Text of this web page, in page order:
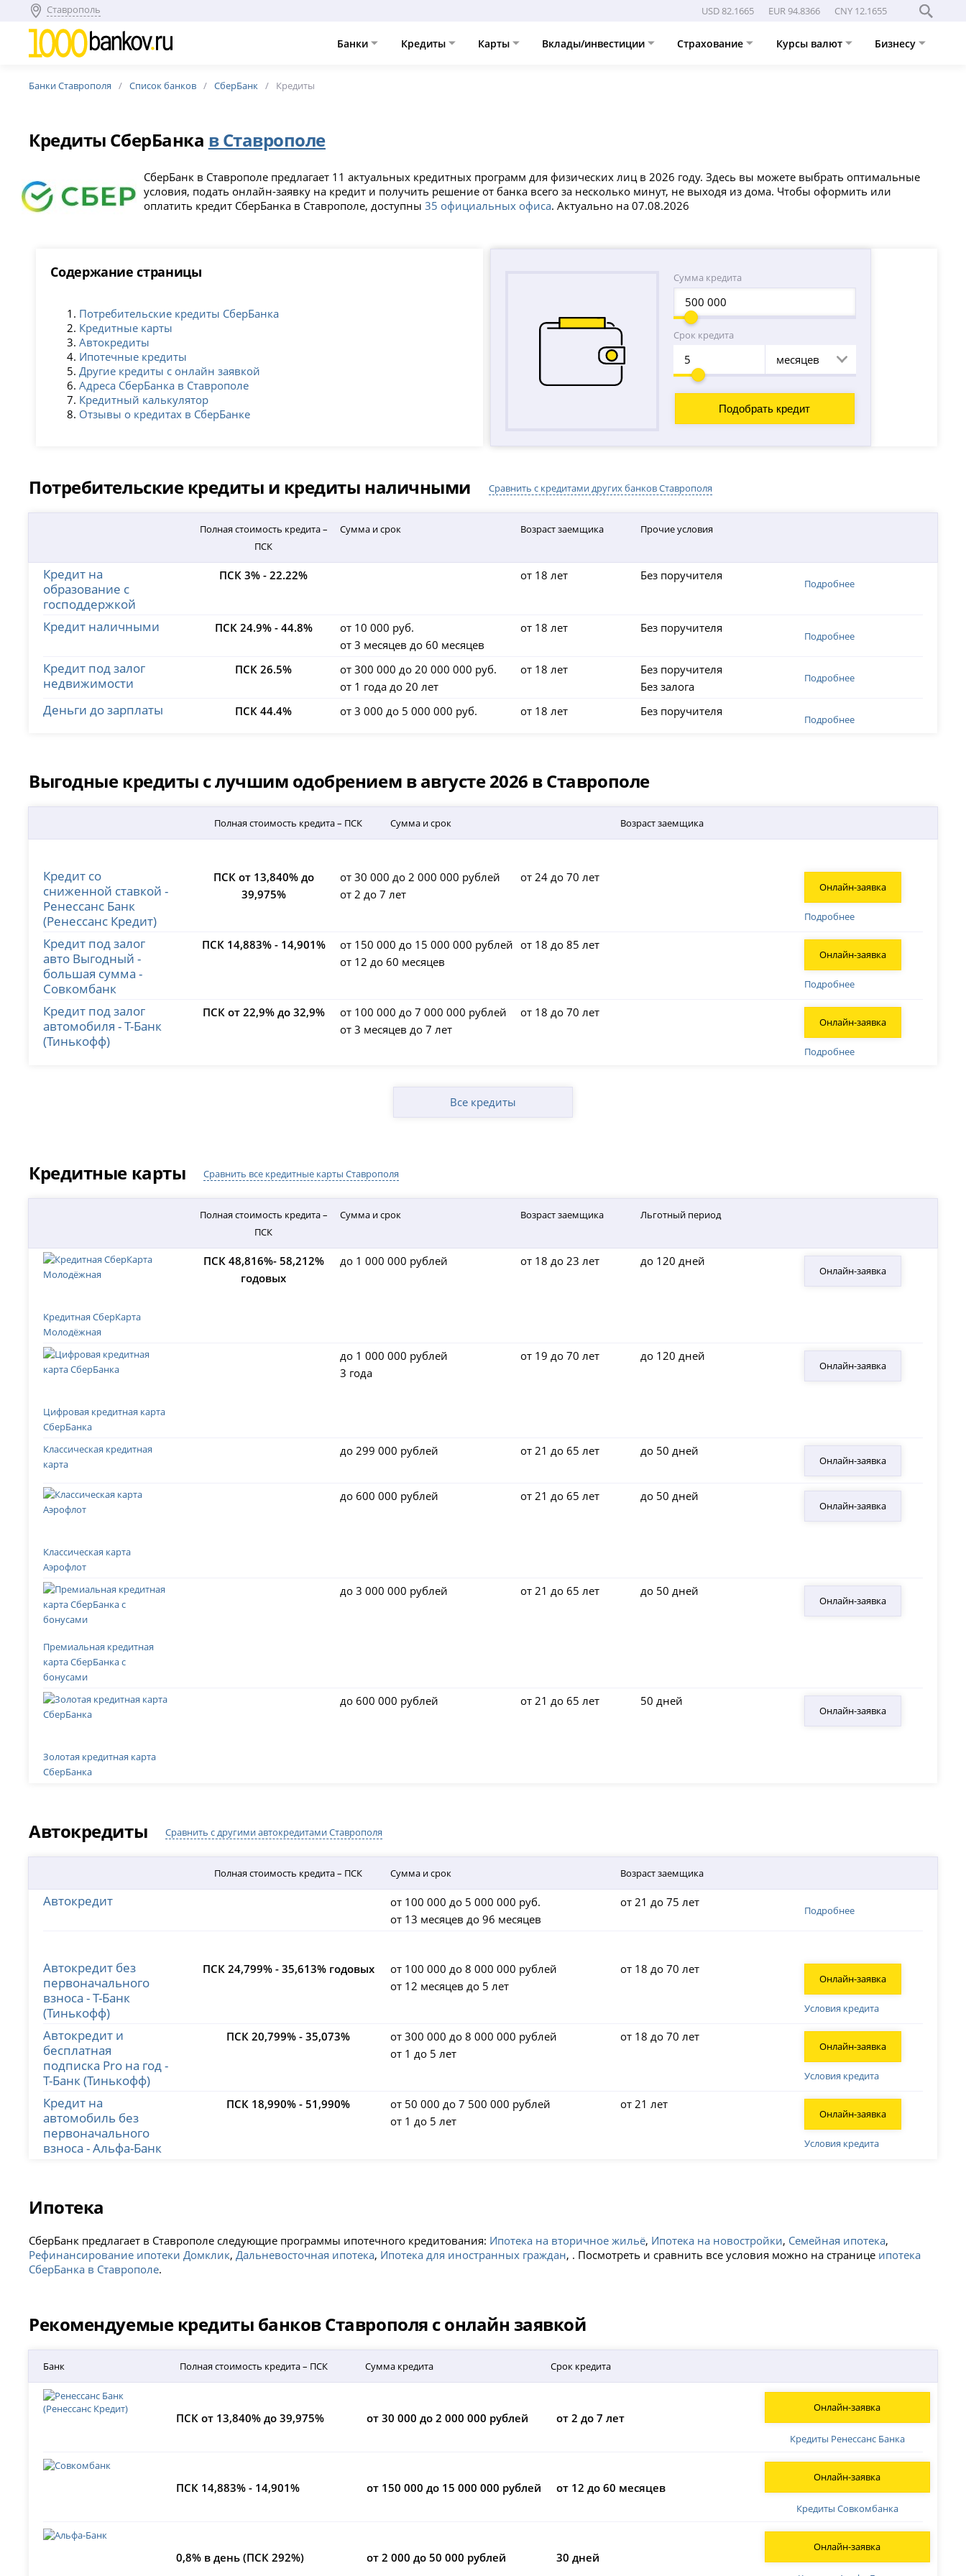
Ставрополь USD 82.1665 EUR 94.8366 CNY 12.1655
Банки Кредиты Карты Вклады/инвестиции Страхование Курсы валют Бизнесу
Банки Ставрополя Список банков СберБанк Кредиты
Кредиты СберБанка в Ставрополе
СберБанк в Ставрополе предлагает 11 актуальных кредитных программ для физических лиц в 2026 году. Здесь вы можете выбрать оптимальные
условия, подать онлайн-заявку на кредит и получить решение от банка всего за несколько минут, не выходя из дома. Чтобы оформить или
оплатить кредит СберБанка в Ставрополе, доступны35 официальных офиса. Актуально на 07.08.2026
Содержание страницы
Потребительские кредиты СберБанка
Кредитные карты
Автокредиты
Ипотечные кредиты
Другие кредиты с онлайн заявкой
Адреса СберБанка в Ставрополе
Кредитный калькулятор
Отзывы о кредитах в СберБанке
Сумма кредита
Срок кредита
месяцев
Потребительские кредиты и кредиты наличными Сравнить с кредитами других банков Ставрополя
Полная стоимость кредита –
ПСК
Сумма и срок Возраст заемщика Прочие условия
Кредит на
образование с
господдержкой
ПСК 3% - 22.22% от 18 лет Без поручителя
Подробнее
Кредит наличными ПСК 24.9% - 44.8%
от 10 000 руб.
от 3 месяцев до 60 месяцев
от 18 лет Без поручителя
Подробнее
Кредит под залог
недвижимости
ПСК 26.5%
от 300 000 до 20 000 000 руб.
от 1 года до 20 лет
от 18 лет
Без поручителя
Без залога
Подробнее
Деньги до зарплаты ПСК 44.4% от 3 000 до 5 000 000 руб. от 18 лет Без поручителя
Подробнее
Выгодные кредиты с лучшим одобрением в августе 2026 в Ставрополе
Полная стоимость кредита – ПСК Сумма и срок Возраст заемщика
Кредит со
сниженной ставкой -
Ренессанс Банк
(Ренессанс Кредит)
ПСК от 13,840% до
39,975%
от 30 000 до 2 000 000 рублей
от 2 до 7 лет
от 24 до 70 лет
Подробнее
Онлайн-заявка
Кредит под залог
авто Выгодный -
большая сумма -
Совкомбанк
ПСК 14,883% - 14,901%
от 150 000 до 15 000 000 рублей
от 12 до 60 месяцев
от 18 до 85 лет
Подробнее
Онлайн-заявка
Кредит под залог
автомобиля - Т-Банк
(Тинькофф)
ПСК от 22,9% до 32,9%
от 100 000 до 7 000 000 рублей
от 3 месяцев до 7 лет
от 18 до 70 лет
Подробнее
Онлайн-заявка
Все кредиты
Кредитные карты Сравнить все кредитные карты Ставрополя
Полная стоимость кредита –
ПСК
Сумма и срок Возраст заемщика Льготный период
Кредитная СберКарта
Молодёжная
ПСК 48,816%- 58,212%
годовых
до 1 000 000 рублей от 18 до 23 лет до 120 дней
Онлайн-заявка
Цифровая кредитная карта
СберБанка
до 1 000 000 рублей
3 года
от 19 до 70 лет до 120 дней
Онлайн-заявка
Классическая кредитная
карта
до 299 000 рублей от 21 до 65 лет до 50 дней
Онлайн-заявка
Классическая карта
Аэрофлот
до 600 000 рублей от 21 до 65 лет до 50 дней
Онлайн-заявка
Премиальная кредитная
карта СберБанка с
бонусами
до 3 000 000 рублей от 21 до 65 лет до 50 дней
Онлайн-заявка
Золотая кредитная карта
СберБанка
до 600 000 рублей от 21 до 65 лет 50 дней
Онлайн-заявка
Автокредиты Сравнить с другими автокредитами Ставрополя
Полная стоимость кредита – ПСК Сумма и срок Возраст заемщика
Автокредит
от 100 000 до 5 000 000 руб.
от 13 месяцев до 96 месяцев
от 21 до 75 лет
Подробнее
Автокредит без
первоначального
взноса - Т-Банк
(Тинькофф)
ПСК 24,799% - 35,613% годовых
от 100 000 до 8 000 000 рублей
от 12 месяцев до 5 лет
от 18 до 70 лет
Условия кредита
Онлайн-заявка
Автокредит и
бесплатная
подписка Pro на год -
Т-Банк (Тинькофф)
ПСК 20,799% - 35,073%
от 300 000 до 8 000 000 рублей
от 1 до 5 лет
от 18 до 70 лет
Условия кредита
Онлайн-заявка
Кредит на
автомобиль без
первоначального
взноса - Альфа-Банк
ПСК 18,990% - 51,990%
от 50 000 до 7 500 000 рублей
от 1 до 5 лет
от 21 лет
Условия кредита
Онлайн-заявка
Ипотека
СберБанк предлагает в Ставрополе следующие программы ипотечного кредитования: Ипотека на вторичное жильё, Ипотека на новостройки, Семейная ипотека,
Рефинансирование ипотеки Домклик,Дальневосточная ипотека, Ипотека для иностранных граждан, . Посмотреть и сравнить все условия можно на странице ипотека
СберБанка в Ставрополе.
Рекомендуемые кредиты банков Ставрополя с онлайн заявкой
Банк Полная стоимость кредита – ПСК Сумма кредита Срок кредита
ПСК от 13,840% до 39,975% от 30 000 до 2 000 000 рублей от 2 до 7 лет
Онлайн-заявка
Кредиты Ренессанс Банка
ПСК 14,883% - 14,901% от 150 000 до 15 000 000 рублей от 12 до 60 месяцев
Онлайн-заявка
Кредиты Совкомбанка
0,8% в день (ПСК 292%) от 2 000 до 50 000 рублей 30 дней
Онлайн-заявка